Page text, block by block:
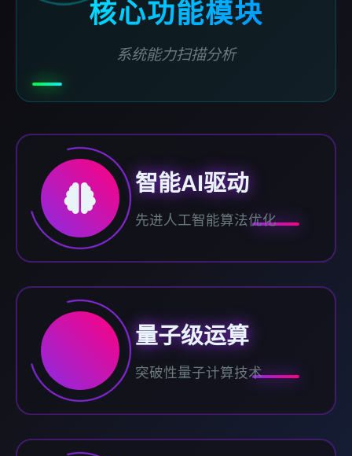
核心功能模块
系统能力扫描分析
智能AI驱动
先进人工智能算法优化
量子级运算
突破性量子计算技术